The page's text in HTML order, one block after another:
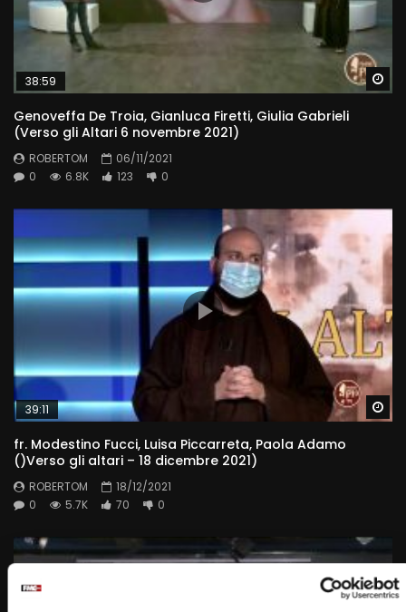
38:59
Genoveffa De Troia, Gianluca Firetti, Giulia Gabrieli
(Verso gli Altari 6 novembre 2021)
ROBERTOM
06/11/2021
0
6.8K 123 0
39:11
fr. Modestino Fucci, Luisa Piccarreta, Paola Adamo
()Verso gli altari – 18 dicembre 2021)
ROBERTOM
18/12/2021
0
5.7K 70 0